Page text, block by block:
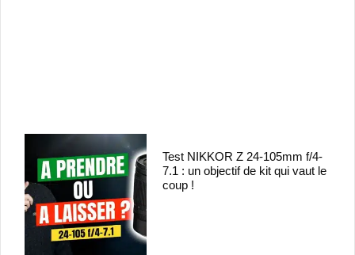
Test NIKKOR Z 24-105mm f/4-
7.1 : un objectif de kit qui vaut le
coup !